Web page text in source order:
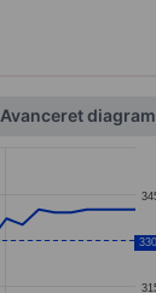
Avanceret diagram